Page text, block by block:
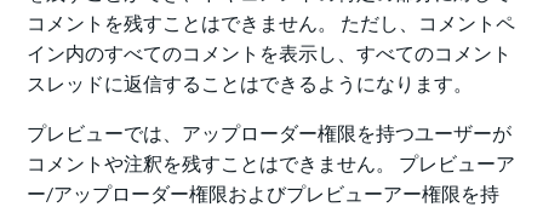
コメントを残すことはできません。 ただし、コメントペ
イン内のすべてのコメントを表示し、すべてのコメント
スレッドに返信することはできるようになります。
プレビューでは、 アップローダー権限を持つユーザーが
コメントや注釈を残すことはできません。
プレビューア
ー/アップローダー権限およびプレビューアー権限を持